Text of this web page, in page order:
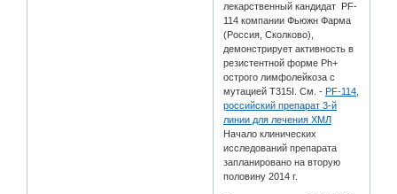
лекарственный кандидат PF-
114 компании Фьюжн Фарма
(Россия, Сколково),
демонстрирует активность в
резистентной форме Ph+
острого лимфолейкоза с
мутацией T315I. См. - PF-114,
российский препарат 3-й
линии для лечения ХМЛ
Начало клинических
исследований препарата
запланировано на вторую
половину 2014 г.